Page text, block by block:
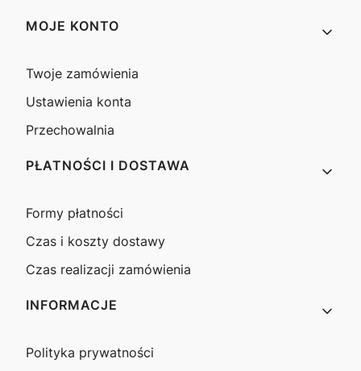
MOJE KONTO
Twoje zamówienia
Ustawienia konta
Przechowalnia
PŁATNOŚCI I DOSTAWA
Formy płatności
Czas i koszty dostawy
Czas realizacji zamówienia
INFORMACJE
Polityka prywatności